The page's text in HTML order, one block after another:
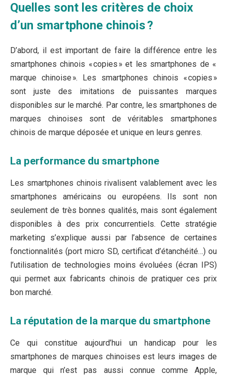
Quelles sont les critères de choix
d’un smartphone chinois ?
D’abord, il est important de faire la différence entre les
smartphones chinois « copies » et les smartphones de «
marque chinoise ». Les smartphones chinois « copies »
sont juste des imitations de puissantes marques
disponibles sur le marché. Par contre, les smartphones de
marques chinoises sont de véritables smartphones
chinois de marque déposée et unique en leurs genres.
La performance du smartphone
Les smartphones chinois rivalisent valablement avec les
smartphones américains ou européens. Ils sont non
seulement de très bonnes qualités, mais sont également
disponibles à des prix concurrentiels. Cette stratégie
marketing s’explique aussi par l’absence de certaines
fonctionnalités (port micro SD, certificat d’étanchéité…) ou
l’utilisation de technologies moins évoluées (écran IPS)
qui permet aux fabricants chinois de pratiquer ces prix
bon marché.
La réputation de la marque du smartphone
Ce qui constitue aujourd’hui un handicap pour les
smartphones de marques chinoises est leurs images de
marque qui n’est pas aussi connue comme Apple,